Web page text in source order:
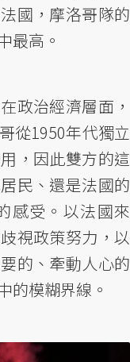
國，摩洛哥隊的
最高。
政治經濟層面，
從1950年代獨立
，因此雙方的這
民、還是法國的
感受。以法國來
視政策努力，以
的、牽動人心的
的模糊界線。